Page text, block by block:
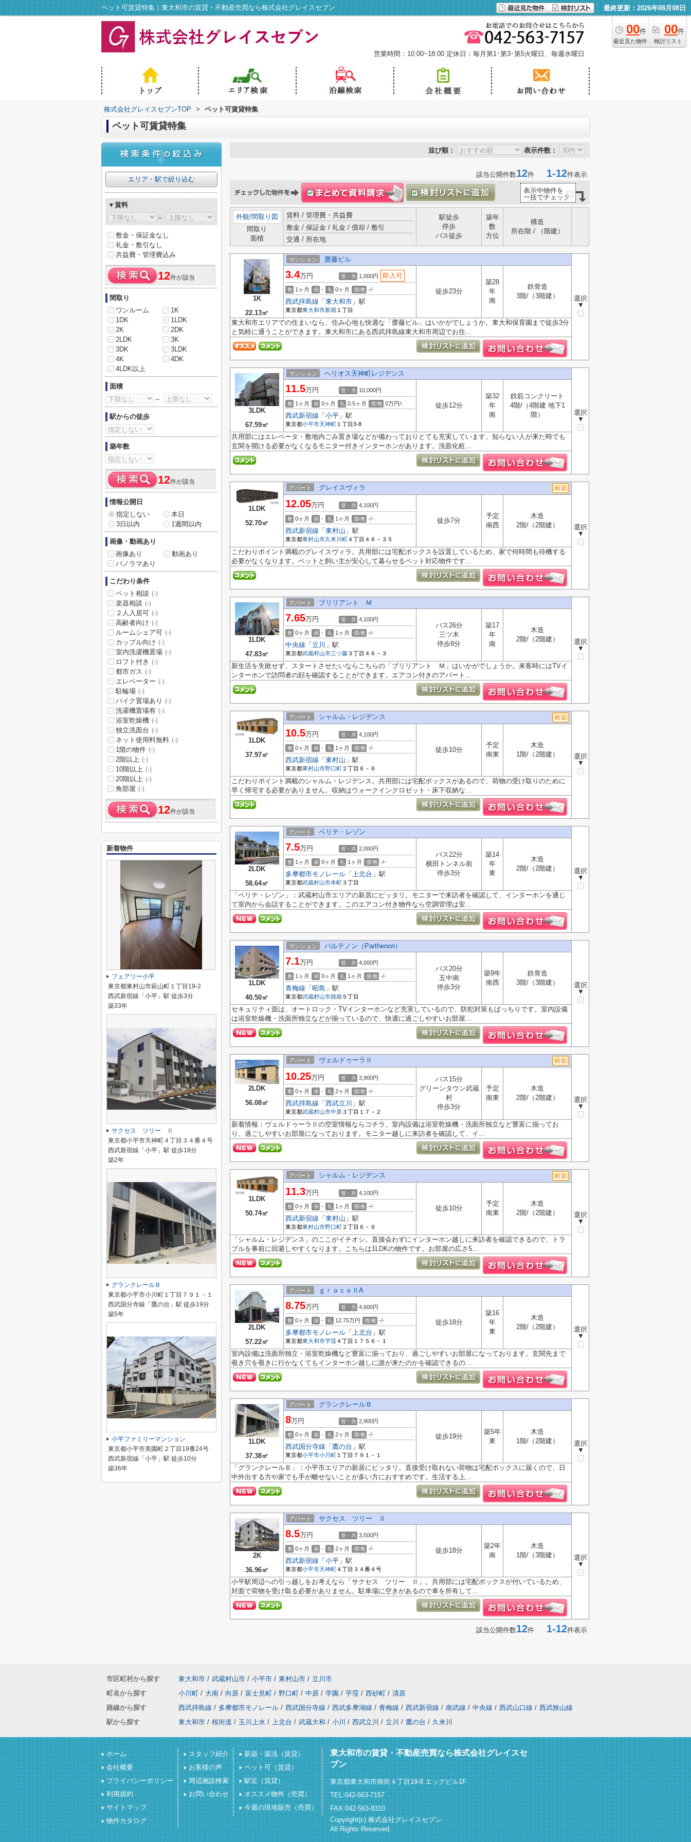
ペット可賃貸特集｜東大和市の賃貸・不動産売買なら株式会社グレイスセブン 最終更新：2026年08月08日
00件
最近見た物件
00件
検討リスト
営業時間：10:00~18:00 定休日：毎月第1･第3･第5火曜日、毎週水曜日
株式会社グレイスセブンTOP > ペット可賃貸特集
ペット可賃貸特集
並び順： 表示件数：
該当公開件数12件 1-12件表示
表示中物件を
一括でチェック
外観/間取り図
間取り
面積
賃料 / 管理費・共益費
敷金 / 保証金 / 礼金 / 償却 / 敷引
交通 / 所在地
駅徒歩
停歩
バス徒歩
築年
数
方位
構造
所在階 / （階建）
1K
22.13㎡
マンション 齋藤ビル
選択
▼
3.4万円 管・共 1,000円 即入可
敷 1ヶ月 保 - 礼 0ヶ月 償/敷 -/-
西武拝島線 「 東大和市 」駅
東京都東大和市新堀 １丁目
徒歩23分
築28
年
南
鉄骨造
3階/（3階建）
東大和市エリアでの住まいなら、住み心地も快適な「齋藤ビル」はいかがでしょうか。東大和保育園まで徒歩3分
と気軽に通うことができます。東大和市にある西武拝島線東大和市周辺でお住...
3LDK
67.59㎡
マンション ヘリオス天神町レジデンス
選択
▼
11.5万円 管・共 10,000円
敷 1ヶ月 保 0ヶ月 礼 0.5ヶ月 償/敷 0万円/-
西武新宿線 「 小平 」駅
東京都小平市天神町 １丁目3-8
徒歩12分
築32
年
南
鉄筋コンクリート
4階/（4階建 地下1
階）
共用部にはエレベータ・敷地内ごみ置き場などが備わっておりとても充実しています。知らない人が来た時でも
玄関を開ける必要がなくなるモニター付きインターホンがあります。洗面化粧...
1LDK
52.70㎡
アパート グレイスヴィラ
選択
▼
12.05万円 管・共 4,100円
敷 0ヶ月 保 - 礼 1ヶ月 償/敷 -/-
西武新宿線 「 東村山 」駅
東京都東村山市久米川町４丁目４６－３５
徒歩7分
予定
南西
木造
2階/（2階建）
こだわりポイント満載のグレイスヴィラ。共用部には宅配ボックスを設置しているため、家で何時間も待機する
必要がなくなります。ペットと飼い主が安心して暮らせるペット対応物件です...
1LDK
47.83㎡
アパート ブリリアント Ｍ
選択
▼
7.65万円 管・共 4,100円
敷 0ヶ月 保 - 礼 1ヶ月 償/敷 -/-
中央線 「 立川 」駅
東京都武蔵村山市三ツ藤３丁目４６－３
バス26分
三ツ木
停歩8分
築17
年
南
木造
2階/（2階建）
新生活を失敗せず、スタートさせたいならこちらの「ブリリアント Ｍ」はいかがでしょうか。来客時にはTVイ
ンターホンで訪問者の顔を確認することができます。エアコン付きのアパート...
1LDK
37.97㎡
アパート シャルム・レジデンス
選択
▼
10.5万円 管・共 4,100円
敷 0ヶ月 保 - 礼 1ヶ月 償/敷 -/-
西武新宿線 「 東村山 」駅
東京都東村山市野口町 ２丁目６－６
徒歩10分
予定
南東
木造
1階/（2階建）
こだわりポイント満載のシャルム・レジデンス。共用部には宅配ボックスがあるので、荷物の受け取りのために
早く帰宅する必要がありません。収納はウォークインクロゼット・床下収納な...
2LDK
58.64㎡
アパート ベリテ・レゾン
選択
▼
7.5万円 管・共 2,000円
敷 1ヶ月 保 0ヶ月 礼 1ヶ月 償/敷 -/-
多摩都市モノレール 「 上北台 」駅
東京都武蔵村山市本町３丁目
バス22分
横田トンネル前
停歩3分
築14
年
東
木造
2階/（2階建）
「ベリテ・レゾン」：武蔵村山市エリアの新居にピッタリ。モニターで来訪者を確認して、インターホンを通じ
て室内から会話することができます。このエアコン付き物件なら空調管理は安...
1LDK
40.50㎡
マンション パルテノン（Parthenon）
選択
▼
7.1万円 管・共 4,000円
敷 1ヶ月 保 0ヶ月 礼 1ヶ月 償/敷 -/-
青梅線 「 昭島 」駅
東京都武蔵村山市残堀 ５丁目
バス20分
五中南
停歩3分
築9年
南西
鉄骨造
3階/（3階建）
セキュリティ面は、オートロック・TVインターホンなど充実しているので、防犯対策もばっちりです。室内設備
は浴室乾燥機・洗面所独立などが揃っているので、快適に過ごしやすいお部屋...
2LDK
56.08㎡
アパート ヴェルドゥーラⅡ
選択
▼
10.25万円 管・共 3,900円
敷 0ヶ月 保 - 礼 2ヶ月 償/敷 -/-
西武拝島線 「 西武立川 」駅
東京都武蔵村山市中原３丁目１７－２
バス15分
グリーンタウン武蔵
村
停歩3分
予定
南東
木造
2階/（2階建）
新着情報：ヴェルドゥーラⅡの空室情報ならコチラ。室内設備は浴室乾燥機・洗面所独立など豊富に揃ってお
り、過ごしやすいお部屋になっております。モニター越しに来訪者を確認して、イ...
1LDK
50.74㎡
アパート シャルム・レジデンス
選択
▼
11.3万円 管・共 4,100円
敷 0ヶ月 保 - 礼 1ヶ月 償/敷 -/-
西武新宿線 「 東村山 」駅
東京都東村山市野口町 ２丁目６－６
徒歩10分
予定
南東
木造
2階/（2階建）
「シャルム・レジデンス」のここがイチオシ。直接会わずにインターホン越しに来訪者を確認できるので、トラ
ブルを事前に回避しやすくなります。こちらは1LDKの物件です。お部屋の広さ5...
2LDK
57.22㎡
アパート ｇｒａｃｅⅡΑ
選択
▼
8.75万円 管・共 4,600円
敷 0ヶ月 保 - 礼 12.75万円 償/敷 -/-
多摩都市モノレール 「 上北台 」駅
東京都東大和市芋窪４丁目１７５６－１
徒歩18分
築16
年
東
木造
2階/（2階建）
室内設備は洗面所独立・浴室乾燥機など豊富に揃っており、過ごしやすいお部屋になっております。玄関先まで
覗き穴を覗きに行かなくてもインターホン越しに誰が来たのかを確認できるの...
1LDK
37.38㎡
アパート グランクレールＢ
選択
▼
8万円 管・共 2,900円
敷 0ヶ月 保 - 礼 2ヶ月 償/敷 -/-
西武国分寺線 「 鷹の台 」駅
東京都小平市小川町 １丁目７９１－１
徒歩19分
築5年
東
木造
1階/（2階建）
「グランクレールＢ」：小平市エリアの新居にピッタリ。直接受け取れない荷物は宅配ボックスに届くので、日
中外出する方や家でも手が離せないことが多い方におすすめです。生活する上...
2K
36.96㎡
アパート サクセス ツリー Ⅱ
選択
▼
8.5万円 管・共 3,500円
敷 0ヶ月 保 - 礼 2ヶ月 償/敷 -/-
西武新宿線 「 小平 」駅
東京都小平市天神町４丁目３４番４号
徒歩18分
築2年
南
木造
1階/（3階建）
小平駅周辺への引っ越しをお考えなら「サクセス ツリー Ⅱ」。共用部には宅配ボックスが付いているため、
対面で荷物を受け取る必要がありません。駐車場に空きがあるので車を所有して...
該当公開件数12件 1-12件表示
エリア・駅で絞り込む
▼賃料
～
敷金・保証金なし
礼金・敷引なし
共益費・管理費込み
12件が該当
間取り
ワンルーム
1K
1DK
1LDK
2K
2DK
2LDK
3K
3DK
3LDK
4K
4DK
4LDK以上
面積
～
駅からの徒歩
築年数
12件が該当
情報公開日
指定しない
本日
3日以内
1週間以内
画像・動画あり
画像あり
動画あり
パノラマあり
こだわり条件
ペット相談 (-)
楽器相談 (-)
２人入居可 (-)
高齢者向け (-)
ルームシェア可 (-)
カップル向け (-)
室内洗濯機置場 (-)
ロフト付き (-)
都市ガス (-)
エレベーター (-)
駐輪場 (-)
バイク置場あり (-)
洗濯機置場有 (-)
浴室乾燥機 (-)
独立洗面台 (-)
ネット使用料無料 (-)
1階の物件 (-)
2階以上 (-)
10階以上 (-)
20階以上 (-)
角部屋 (-)
12件が該当
新着物件
フェアリー小平
東京都東村山市萩山町１丁目19-2
西武新宿線「小平」駅 徒歩3分
築33年
サクセス ツリー Ⅱ
東京都小平市天神町４丁目３４番４号
西武新宿線「小平」駅 徒歩18分
築2年
グランクレールＢ
東京都小平市小川町１丁目７９１－１
西武国分寺線「鷹の台」駅 徒歩19分
築5年
小平ファミリーマンション
東京都小平市美園町２丁目19番24号
西武新宿線「小平」駅 徒歩10分
築36年
市区町村から探す 東大和市 / 武蔵村山市 / 小平市 / 東村山市 / 立川市
町名から探す
小川町 / 大南 / 向原 / 富士見町 / 野口町 / 中原 / 学園 / 芋窪 / 西砂町 / 清原
路線から探す
西武拝島線 / 多摩都市モノレール / 西武国分寺線 / 西武多摩湖線 / 青梅線 / 西武新宿線 / 南武線 / 中央線 / 西武山口線 / 西武狭山線
駅から探す
東大和市 / 桜街道 / 玉川上水 / 上北台 / 武蔵大和 / 小川 / 西武立川 / 立川 / 鷹の台 / 久米川
ホーム
会社概要
プライバシーポリシー
利用規約
サイトマップ
物件カタログ
スタッフ紹介
お客様の声
周辺施設検索
お問い合わせ
新築・築浅（賃貸）
ペット可（賃貸）
駅近（賃貸）
オススメ物件（売買）
今週の現地販売（売買）
東大和市の賃貸・不動産売買なら株式会社グレイスセ
ブン
東京都東大和市南街４丁目19-8 エッグビル1F
TEL:042-563-7157
FAX:042-563-8310
Copyright(c) 株式会社グレイスセブン
All Rights Reserved.